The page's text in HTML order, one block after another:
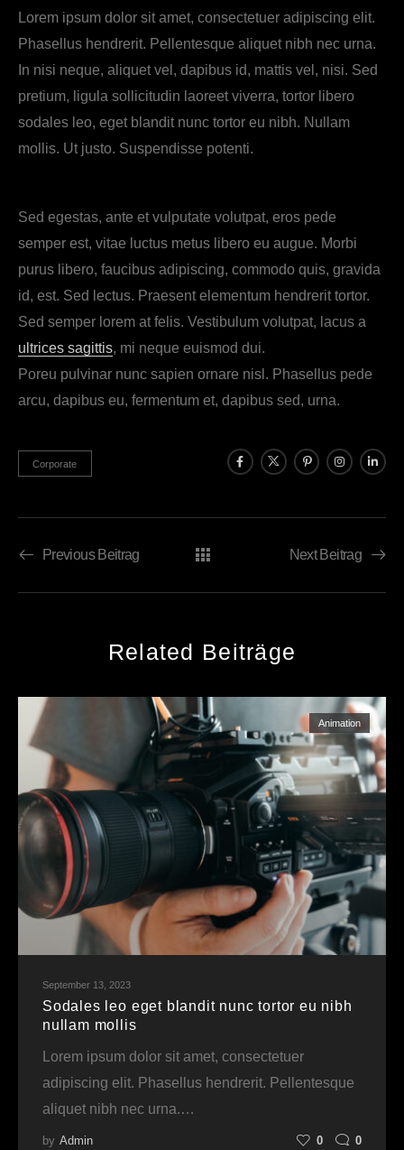
Lorem ipsum dolor sit amet, consectetuer adipiscing elit.
Phasellus hendrerit. Pellentesque aliquet nibh nec urna.
In nisi neque, aliquet vel, dapibus id, mattis vel, nisi. Sed
pretium, ligula sollicitudin laoreet viverra, tortor libero
sodales leo, eget blandit nunc tortor eu nibh. Nullam
mollis. Ut justo. Suspendisse potenti.
Sed egestas, ante et vulputate volutpat, eros pede
semper est, vitae luctus metus libero eu augue. Morbi
purus libero, faucibus adipiscing, commodo quis, gravida
id, est. Sed lectus. Praesent elementum hendrerit tortor.
Sed semper lorem at felis. Vestibulum volutpat, lacus a
ultrices sagittis, mi neque euismod dui.
Poreu pulvinar nunc sapien ornare nisl. Phasellus pede
arcu, dapibus eu, fermentum et, dapibus sed, urna.
Corporate
Previous Beitrag Next Beitrag
Related Beiträge
September 13, 2023
Animation
Sodales leo eget blandit nunc tortor eu nibh
nullam mollis
Lorem ipsum dolor sit amet, consectetuer
adipiscing elit. Phasellus hendrerit. Pellentesque
aliquet nibh nec urna.…
by Admin 0 0